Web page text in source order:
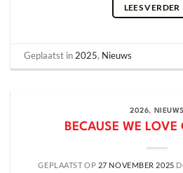
LEES VERDER
Geplaatst in2025, Nieuws
2026, NIEUWS
BECAUSE WE LOVE
GEPLAATST OP 27 NOVEMBER 2025